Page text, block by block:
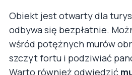
Obiekt jest otwarty dla
odbywa się bezpłatnie.
wśród potężnych murów
szczyt fortu i podziwiać
Warto również odwiedzić